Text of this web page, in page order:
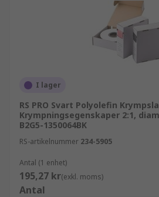
I lager
RS PRO Svart Polyolefin
Krympningsegenskaper 2:1,
B2G5-1350064BK
RS-artikelnummer 234-5905
Antal (1 enhet)
195,27 kr(exkl. moms)
Antal